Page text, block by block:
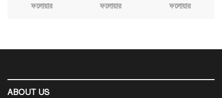
ফলোয়ার ফলোয়ার ফলোয়ার
ABOUT US